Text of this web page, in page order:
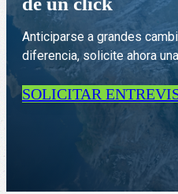
Anticiparse a grandes
diferencia, solicite ahora
SOLICITAR